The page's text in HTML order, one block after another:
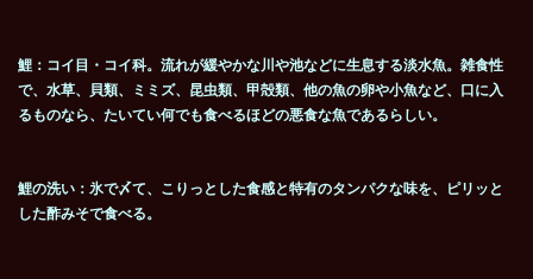
鯉：コイ目・コイ科。流れが緩やかな川や池などに生息する淡水魚。雑食性
で、水草、貝類、ミミズ、昆虫類、甲殻類、他の魚の卵や小魚など、口に入
るものなら、たいてい何でも食べるほどの悪食な魚であるらしい。
鯉の洗い：氷で〆て、こりっとした食感と特有のタンパクな味を、ピリッと
した酢みそで食べる。